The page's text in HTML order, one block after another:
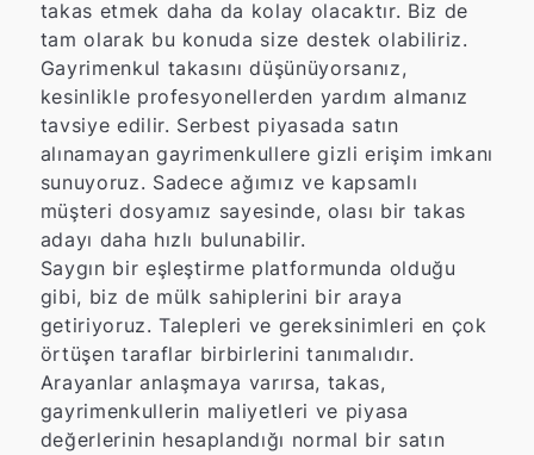
takas etmek daha da kolay olacaktır. Biz de
tam olarak bu konuda size destek olabiliriz.
Gayrimenkul takasını düşünüyorsanız,
kesinlikle profesyonellerden yardım almanız
tavsiye edilir. Serbest piyasada satın
alınamayan gayrimenkullere gizli erişim imkanı
sunuyoruz. Sadece ağımız ve kapsamlı
müşteri dosyamız sayesinde, olası bir takas
adayı daha hızlı bulunabilir.
Saygın bir eşleştirme platformunda olduğu
gibi, biz de mülk sahiplerini bir araya
getiriyoruz. Talepleri ve gereksinimleri en çok
örtüşen taraflar birbirlerini tanımalıdır.
Arayanlar anlaşmaya varırsa, takas,
gayrimenkullerin maliyetleri ve piyasa
değerlerinin hesaplandığı normal bir satın